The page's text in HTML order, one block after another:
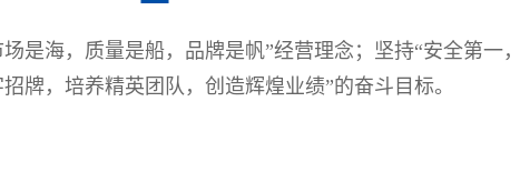
是海，质量是船，品牌是帆”经营理念；坚持“安全第一
牌，培养精英团队，创造辉煌业绩”的奋斗目标。